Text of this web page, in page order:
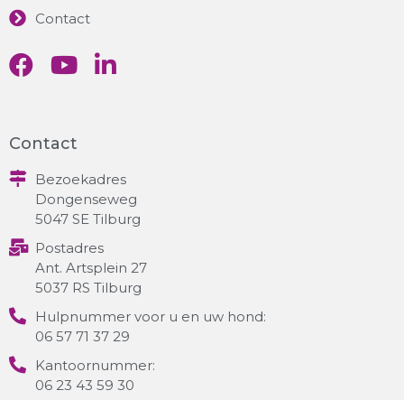
Contact
Contact
Bezoekadres
Dongenseweg
5047 SE Tilburg
Postadres
Ant. Artsplein 27
5037 RS Tilburg
Hulpnummer voor u en uw hond:
06 57 71 37 29
Kantoornummer:
06 23 43 59 30